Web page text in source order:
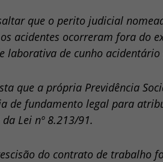
que o perito judicial
acidentes ocorreram fora do
laborativa de cunho acidentário
que a própria Previdência
de fundamento legal para
Lei nº 8.213/91.
do contrato de trabalho